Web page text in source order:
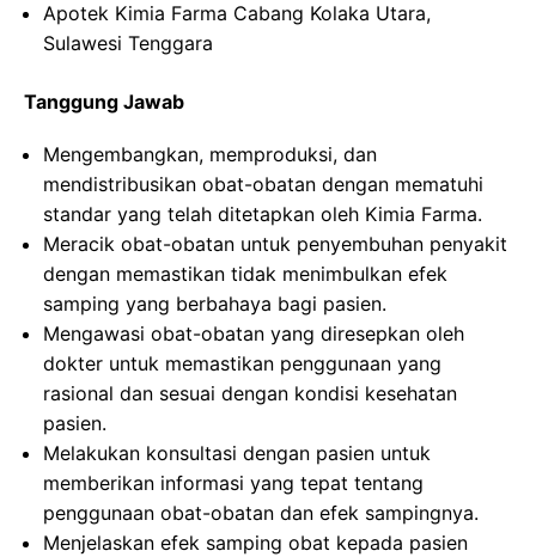
Apotek Kimia Farma Cabang Kolaka Utara,
Sulawesi Tenggara
Tanggung Jawab
Mengembangkan, memproduksi, dan
mendistribusikan obat-obatan dengan mematuhi
standar yang telah ditetapkan oleh Kimia Farma.
Meracik obat-obatan untuk penyembuhan penyakit
dengan memastikan tidak menimbulkan efek
samping yang berbahaya bagi pasien.
Mengawasi obat-obatan yang diresepkan oleh
dokter untuk memastikan penggunaan yang
rasional dan sesuai dengan kondisi kesehatan
pasien.
Melakukan konsultasi dengan pasien untuk
memberikan informasi yang tepat tentang
penggunaan obat-obatan dan efek sampingnya.
Menjelaskan efek samping obat kepada pasien